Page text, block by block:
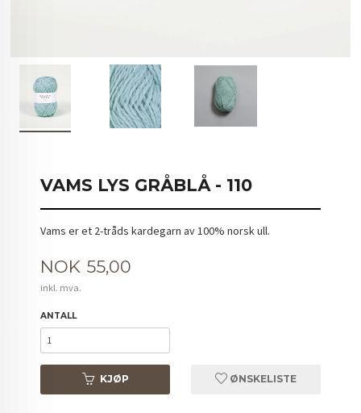
VAMS LYS GRÅBLÅ - 110
Vams er et 2-tråds kardegarn av 100% norsk ull.
Pris
NOK 55,00
inkl. mva.
ANTALL
KJØP ØNSKELISTE